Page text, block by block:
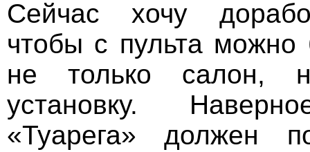
Сейчас хочу
чтобы с пульта можно
не только салон,
установку.
«Туарега» должен